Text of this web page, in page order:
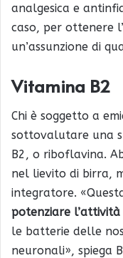
analgesica e
caso, per ottenere
un’assunzione di
Vitamina B2
Chi è soggetto a
sottovalutare una
B2, o riboflavina.
nel lievito di birra,
integratore.
potenziare l’attività
le batterie delle
neuronali», spiega